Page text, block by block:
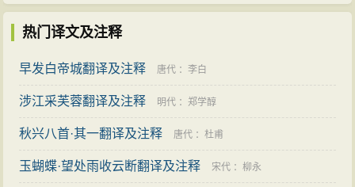
热门译文及注释
早发白帝城翻译及注释 唐代 ：李白
涉江采芙蓉翻译及注释 明代 ：郑学醇
秋兴八首·其一翻译及注释 唐代 ：杜甫
玉蝴蝶·望处雨收云断翻译及注释 宋代 ：柳永